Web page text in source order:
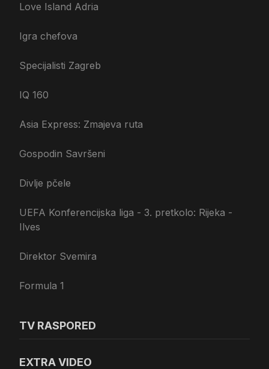
Love Island Adria
Igra chefova
Specijalisti Zagreb
IQ 160
Asia Express: Zmajeva ruta
Gospodin Savršeni
Divlje pčele
UEFA Konferencijska liga - 3. pretkolo: Rijeka -
Ilves
Direktor Svemira
Formula 1
TV RASPORED
EXTRA VIDEO